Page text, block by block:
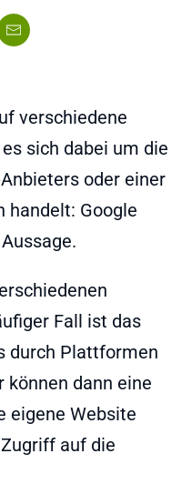
verschiedene
sich dabei um die
oder einer
handelt: Google
Fall ist das
durch Plattformen
können dann eine
eigene Website
auf die